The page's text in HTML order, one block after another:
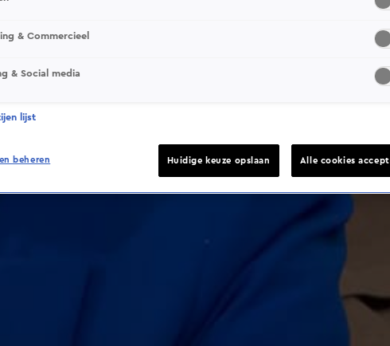
& Commercieel
& Social media
lijst
beheren Huidige keuze opslaan Alle cookies